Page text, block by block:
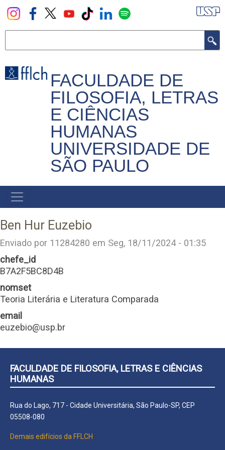
Pular
para
principal
FACULDADE DE
FILOSOFIA, LETRAS
E CIÊNCIAS
HUMANAS
UNIVERSIDADE DE
SÃO PAULO
NAVEGADOR
PRINCIPAL
Ben Hur Euzebio
Enviado por 11284280 em Seg, 18/11/2024 - 01:35
chefe_id
B7A2F5BC8D4B
nomset
Teoria Literária e Literatura Comparada
email
euzebio@usp.br
FACULDADE DE FILOSOFIA, LETRAS E CIÊNCIAS
HUMANAS
Rua do Lago, 717 - Cidade Universitária, São Paulo-SP, CEP
05508-080
Demais edifícios da FFLCH